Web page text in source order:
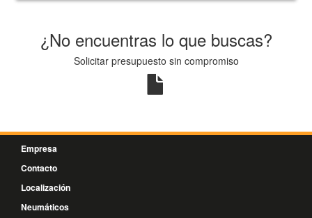
¿No encuentras lo que buscas?
Solicitar presupuesto sin compromiso
Empresa
Contacto
Localización
Neumáticos